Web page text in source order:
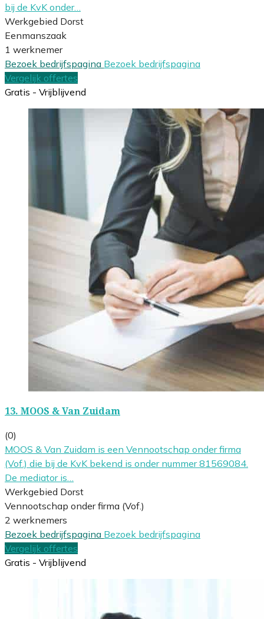
bij de KvK onder…
Werkgebied Dorst
Eenmanszaak
1 werknemer
Bezoek bedrijfspagina Bezoek bedrijfspagina
Vergelijk offertes
Gratis - Vrijblijvend
13. MOOS & Van Zuidam
(0)
MOOS & Van Zuidam is een Vennootschap onder firma
(Vof.) die bij de KvK bekend is onder nummer 81569084.
De mediator is…
Werkgebied Dorst
Vennootschap onder firma (Vof.)
2 werknemers
Bezoek bedrijfspagina Bezoek bedrijfspagina
Vergelijk offertes
Gratis - Vrijblijvend